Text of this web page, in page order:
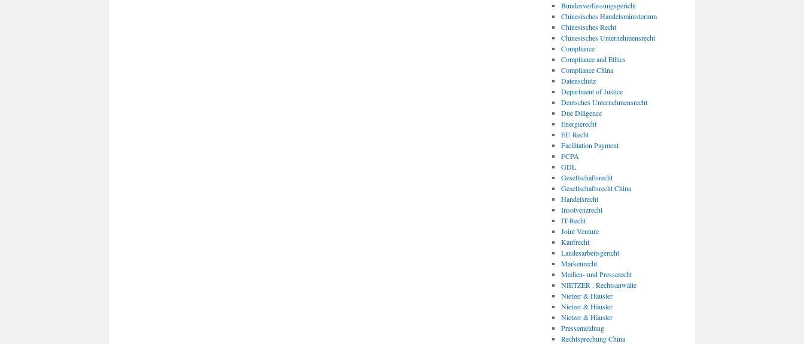
Bundesverfassungsgericht
Chinesisches Handelsministerium
Chinesisches Recht
Chinesisches Unternehmensrecht
Compliance
Compliance and Ethics
Compliance China
Datenschutz
Department of Justice
Deutsches Unternehmensrecht
Due Diligence
Energierecht
EU Recht
Facilitation Payment
FCPA
GDL
Gesellschaftsrecht
Gesellschaftsrecht China
Handelsrecht
Insolvenzrecht
IT-Recht
Joint Venture
Kaufrecht
Landesarbeitsgericht
Markenrecht
Medien- und Presserecht
NIETZER . Rechtsanwälte
Nietzer & Häusler
Nietzer & Häusler
Nietzer & Häusler
Pressemeldung
Rechtsprechung China